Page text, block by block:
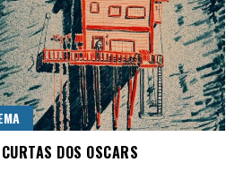
DOS OSCARS